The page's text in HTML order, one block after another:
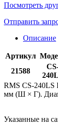
Посмотреть
Отправить
Описание
Артикул
21588
RMS CS-240LS
мм (Ш × Г).
Указанные на